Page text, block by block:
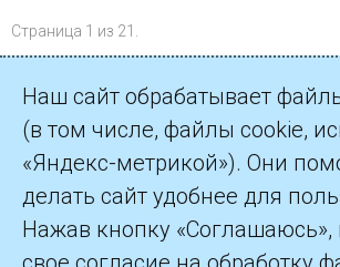
Страница 1 из 21.
©2026 ПАО «Газпром»
Наш сайт обрабатывает
(в том числе, файлы cookie,
«Яндекс-метрикой»). Они
делать сайт удобнее для
Нажав кнопку «Соглашаюсь»,